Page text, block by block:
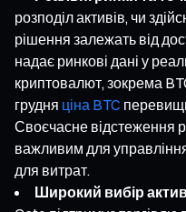
розподіл активів, чи
рішення залежать від
надає ринкові дані у
криптовалют, зокрема
грудня ціна BTC
Своєчасне відстеження
важливим для
для витрат.
Широкий вибір